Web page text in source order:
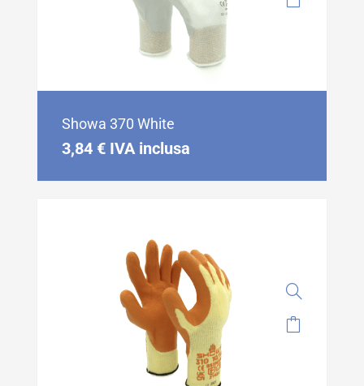
Showa 370 White
3,84 € IVA inclusa